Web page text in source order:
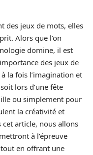
des jeux de mots, elles
Alors que l’on
domine, il est
des jeux de
la fois l’imagination et
lors d’une fête
ou simplement pour
la créativité et
article, nous allons
à l’épreuve
tout en offrant une